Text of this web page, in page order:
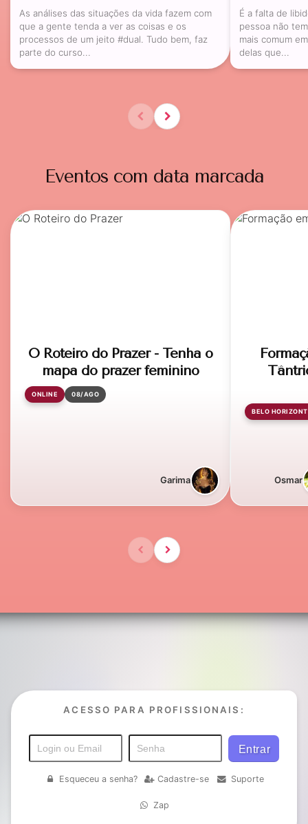
As análises das situações da vida fazem com
que a gente tenda a ver as coisas e os
processos de um jeito #dual. Tudo bem, faz
parte do curso...
É a falta de
pessoa não
mais comum
delas que...
Eventos com data marcada
O Roteiro do Prazer - Tenha o
mapa do prazer feminino
ONLINE 08/AGO
Garima
BELO
Osmar
ACESSO PARA PROFISSIONAIS:
Esqueceu a senha? Cadastre-se Suporte
Zap